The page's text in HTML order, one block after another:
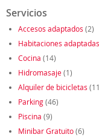
Servicios
Accesos adaptados (2)
Habitaciones adaptadas
Cocina (14)
Hidromasaje(1)
Alquiler de bicicletas
Parking(46)
Piscina (9)
Minibar Gratuito(6)